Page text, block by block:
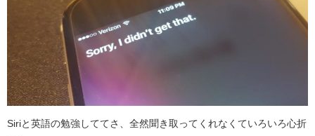
Siriと英語の勉強しててさ、全然聞き取ってくれなくていろいろ心折